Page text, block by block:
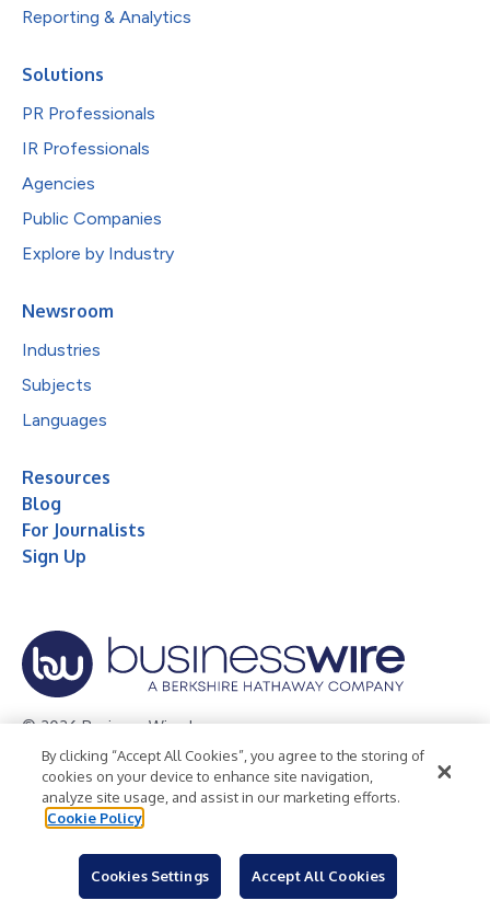
Reporting & Analytics
Solutions
PR Professionals
IR Professionals
Agencies
Public Companies
Explore by Industry
Newsroom
Industries
Subjects
Languages
Resources
Blog
For Journalists
Sign Up
© 2026 Business Wire, Inc.
Privacy Policy Cookie Policy
Accessibility Statement
Terms of Use
Legal
By clicking “Accept All Cookies”, you agree to the storing of
cookies on your device to enhance site navigation,
analyze site usage, and assist in our marketing efforts.
Cookie Policy
Cookies Settings Accept All Cookies